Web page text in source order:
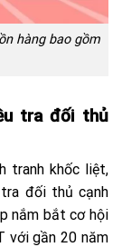
hàng bao gồm
tra đối thủ
tranh khốc liệt,
đối thủ cạnh
nắm bắt cơ hội
với gần 20 năm